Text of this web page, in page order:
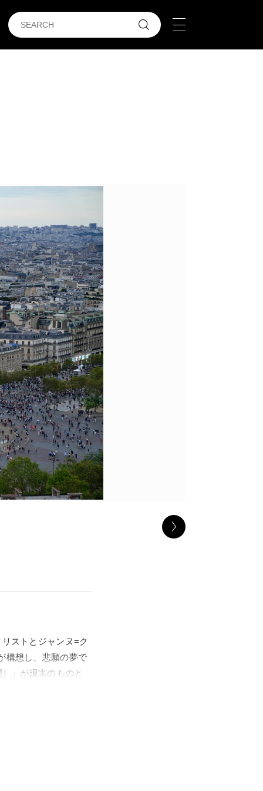
ストとジャンヌ=ク
構想し、悲願の夢で
」が現実のものと
=クロードの活動の